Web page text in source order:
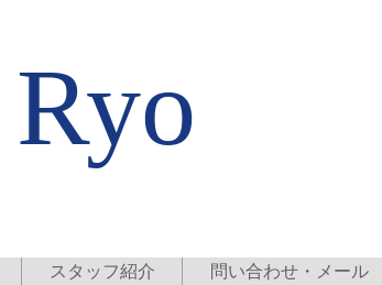
Ryo
スタッフ紹介 問い合わせ・メール